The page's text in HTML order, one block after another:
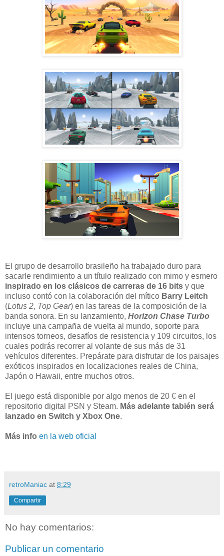
El grupo de desarrollo brasileño ha trabajado duro para
sacarle rendimiento a un título realizado con mimo y esmero
inspirado en los clásicos de carreras de 16 bits y que
incluso contó con la colaboración del mítico Barry Leitch
(Lotus 2, Top Gear) en las tareas de la composición de la
banda sonora. En su lanzamiento, Horizon Chase Turbo
incluye una campaña de vuelta al mundo, soporte para
intensos torneos, desafíos de resistencia y 109 circuitos, los
cuales podrás recorrer al volante de sus más de 31
vehículos diferentes. Prepárate para disfrutar de los paisajes
exóticos inspirados en localizaciones reales de China,
Japón o Hawaii, entre muchos otros.
El juego está disponible por algo menos de 20 € en el
repositorio digital PSN y Steam. Más adelante tabién será
lanzado en Switch y Xbox One.
Más info en la web oficial
retroManiac at 8:29
Compartir
No hay comentarios:
Publicar un comentario